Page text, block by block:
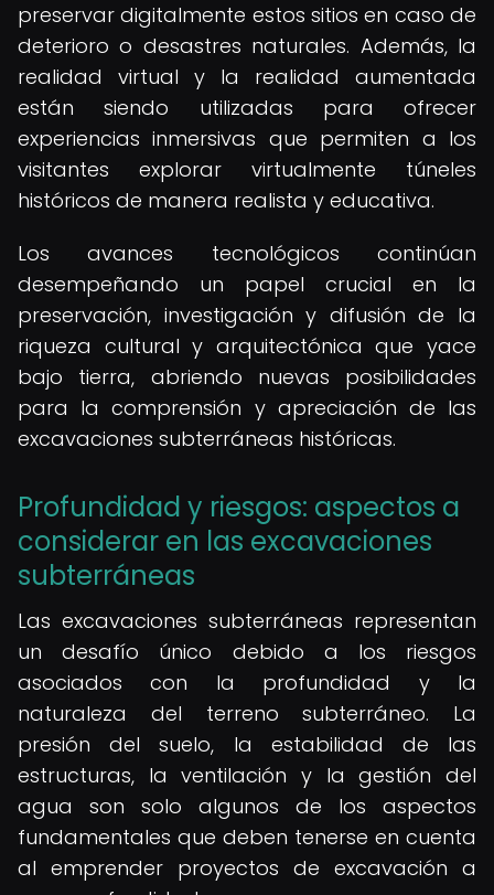
preservar digitalmente estos sitios en caso de
deterioro o desastres naturales. Además, la
realidad virtual y la realidad aumentada
están siendo utilizadas para ofrecer
experiencias inmersivas que permiten a los
visitantes explorar virtualmente túneles
históricos de manera realista y educativa.
Los avances tecnológicos continúan
desempeñando un papel crucial en la
preservación, investigación y difusión de la
riqueza cultural y arquitectónica que yace
bajo tierra, abriendo nuevas posibilidades
para la comprensión y apreciación de las
excavaciones subterráneas históricas.
Profundidad y riesgos: aspectos a
considerar en las excavaciones
subterráneas
Las excavaciones subterráneas representan
un desafío único debido a los riesgos
asociados con la profundidad y la
naturaleza del terreno subterráneo. La
presión del suelo, la estabilidad de las
estructuras, la ventilación y la gestión del
agua son solo algunos de los aspectos
fundamentales que deben tenerse en cuenta
al emprender proyectos de excavación a